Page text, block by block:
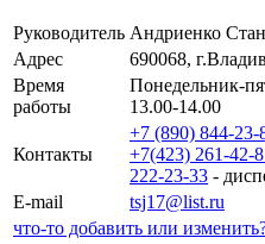
Руководитель Андриенко
Адрес
690068,
Время
работы
Понедельник-
13.00-14.00
Контакты
+7 (890) 844-23-
+7(423) 261-42-
222-23-33 -
E-mail
tsj17@list.ru
что-то добавить или